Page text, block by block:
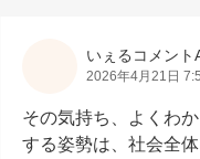
いぇるコメント
2026年4月21日
その気持ち、よくわ
する姿勢は、社会全